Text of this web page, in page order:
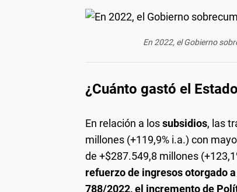
En 2022, el Gobierno
¿Cuánto gastó el
En relación a lossubsidios, las
millones (+119,9% i.a.) con
de +$287.549,8 millones
refuerzo de ingresos otorgado
788/2022, el incremento de